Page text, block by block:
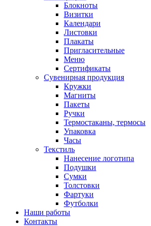
Блокноты
Визитки
Календари
Листовки
Плакаты
Пригласительные
Меню
Сертификаты
Сувенирная продукция
Кружки
Магниты
Пакеты
Ручки
Термостаканы, термосы
Упаковка
Часы
Текстиль
Нанесение логотипа
Подушки
Сумки
Толстовки
Фартуки
Футболки
Наши работы
Контакты